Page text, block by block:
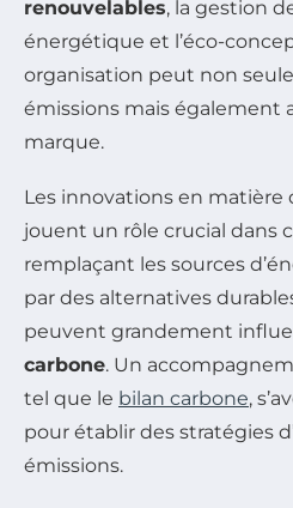
renouvelables, la gestion
énergétique et l’éco-
organisation peut non
émissions mais également
marque.
Les innovations en matière
jouent un rôle crucial dans
remplaçant les sources
par des alternatives
peuvent grandement
carbone. Un
tel que le bilan carbone,
pour établir des stratégies
émissions.